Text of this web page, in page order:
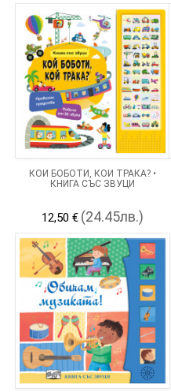
КОЙ БОБОТИ, КОЙ ТРАКА? •
КНИГА СЪС ЗВУЦИ
12,50 € (24.45лв.)